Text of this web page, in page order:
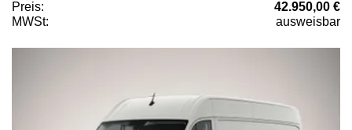
Preis:
42.950,00 €
MWSt:
ausweisbar